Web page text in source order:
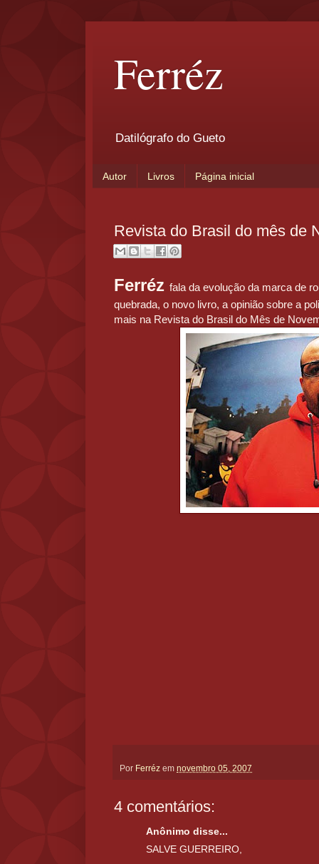
Ferréz
Datilógrafo do Gueto
Autor Livros Página inicial
Revista do Brasil do mês de
Ferréz fala da evolução da marca de
quebrada, o novo livro, a opinião sobre a
mais na Revista do Brasil do Mês de
Por Ferréz em novembro 05, 2007
4 comentários:
Anônimo disse...
SALVE GUERREIRO,